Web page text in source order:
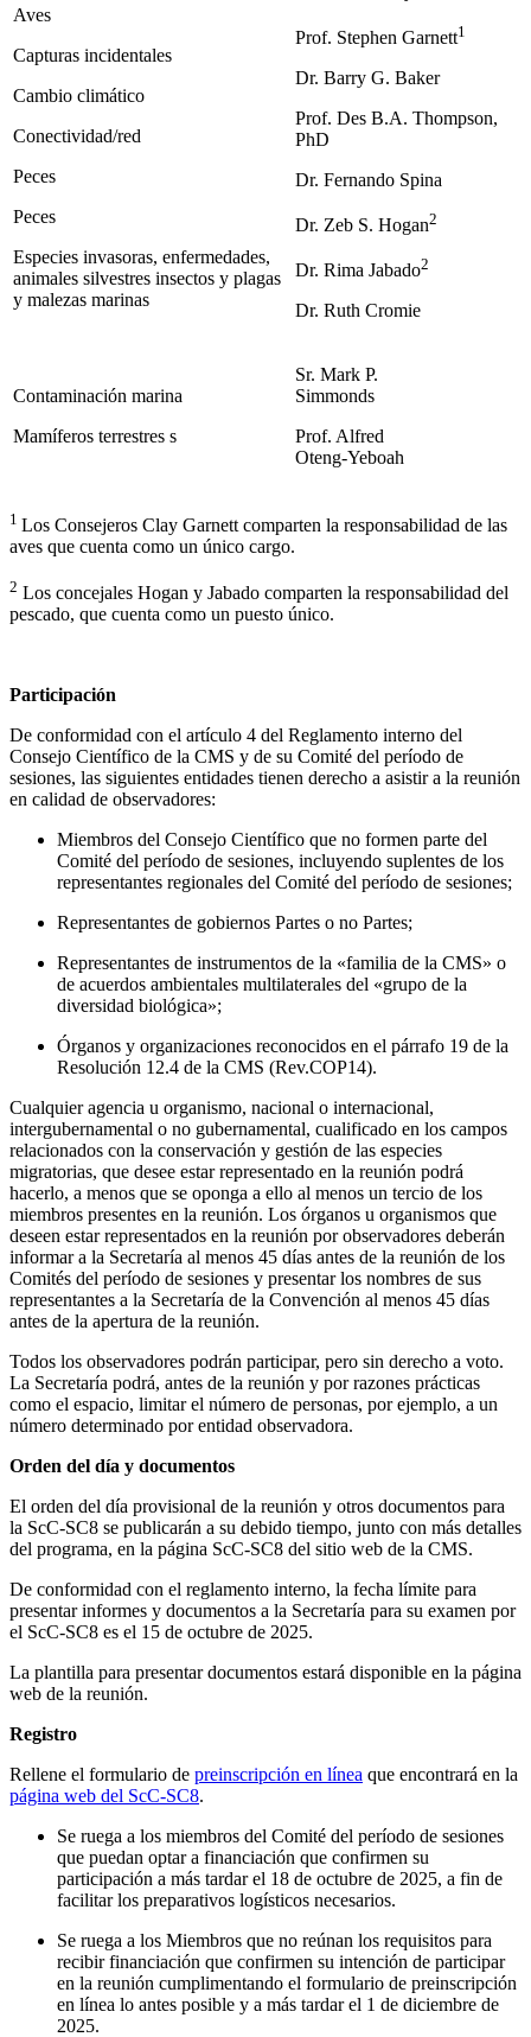
Aves
Capturas incidentales
Cambio climático
Conectividad/red
Peces
Peces
Especies invasoras, enfermedades,
animales silvestres insectos y plagas
y malezas marinas
Prof. Stephen Garnett1
Dr. Barry G. Baker
Prof. Des B.A. Thompson,
PhD
Dr. Fernando Spina
Dr. Zeb S. Hogan2
Dr. Rima Jabado2
Dr. Ruth Cromie
Contaminación marina
Mamíferos terrestres s
Sr. Mark P.
Simmonds
Prof. Alfred
Oteng-Yeboah
1 Los Consejeros Clay Garnett comparten la responsabilidad de las
aves que cuenta como un único cargo.
2 Los concejales Hogan y Jabado comparten la responsabilidad del
pescado, que cuenta como un puesto único.
Participación
De conformidad con el artículo 4 del Reglamento interno del
Consejo Científico de la CMS y de su Comité del período de
sesiones, las siguientes entidades tienen derecho a asistir a la reunión
en calidad de observadores:
Miembros del Consejo Científico que no formen parte del
Comité del período de sesiones, incluyendo suplentes de los
representantes regionales del Comité del período de sesiones;
Representantes de gobiernos Partes o no Partes;
Representantes de instrumentos de la «familia de la CMS» o
de acuerdos ambientales multilaterales del «grupo de la
diversidad biológica»;
Órganos y organizaciones reconocidos en el párrafo 19 de la
Resolución 12.4 de la CMS (Rev.COP14).
Cualquier agencia u organismo, nacional o internacional,
intergubernamental o no gubernamental, cualificado en los campos
relacionados con la conservación y gestión de las especies
migratorias, que desee estar representado en la reunión podrá
hacerlo, a menos que se oponga a ello al menos un tercio de los
miembros presentes en la reunión. Los órganos u organismos que
deseen estar representados en la reunión por observadores deberán
informar a la Secretaría al menos 45 días antes de la reunión de los
Comités del período de sesiones y presentar los nombres de sus
representantes a la Secretaría de la Convención al menos 45 días
antes de la apertura de la reunión.
Todos los observadores podrán participar, pero sin derecho a voto.
La Secretaría podrá, antes de la reunión y por razones prácticas
como el espacio, limitar el número de personas, por ejemplo, a un
número determinado por entidad observadora.
Orden del día y documentos
El orden del día provisional de la reunión y otros documentos para
la ScC-SC8 se publicarán a su debido tiempo, junto con más detalles
del programa, en la página ScC-SC8 del sitio web de la CMS.
De conformidad con el reglamento interno, la fecha límite para
presentar informes y documentos a la Secretaría para su examen por
el ScC-SC8 es el 15 de octubre de 2025.
La plantilla para presentar documentos estará disponible en la página
web de la reunión.
Registro
Rellene el formulario de preinscripción en línea que encontrará en la
página web del ScC-SC8.
Se ruega a los miembros del Comité del período de sesiones
que puedan optar a financiación que confirmen su
participación a más tardar el 18 de octubre de 2025, a fin de
facilitar los preparativos logísticos necesarios.
Se ruega a los Miembros que no reúnan los requisitos para
recibir financiación que confirmen su intención de participar
en la reunión cumplimentando el formulario de preinscripción
en línea lo antes posible y a más tardar el 1 de diciembre de
2025.